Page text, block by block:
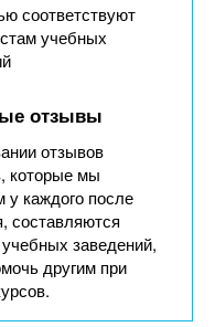
соответствуют
учебных
отзывы
отзывов
которые мы
у каждого после
составляются
учебных заведений,
другим при